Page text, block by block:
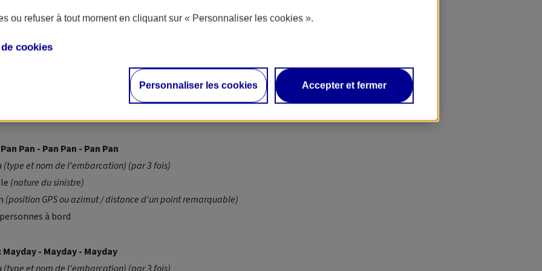
ou refuser à tout moment en cliquant sur « Personnaliser les cookies ».
cookies
Personnaliser les cookies Accepter et fermer
(type et nom de l'embarcation) (par 3 fois)
(nature du danger à la navigation)
Pan - Pan Pan - Pan Pan
(type et nom de l'embarcation) (par 3 fois)
(nature du sinistre)
(position GPS ou azimut / distance d'un point remarquable)
à bord
Mayday - Mayday - Mayday